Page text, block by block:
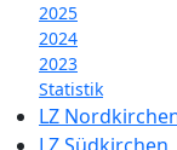
2025
2024
2023
Statistik
LZ